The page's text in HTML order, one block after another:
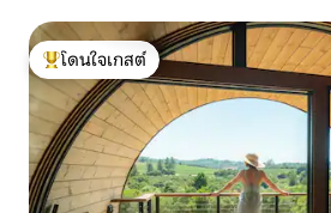
โดนใจเกสต์ที่สุด
โดนใจเกสต์